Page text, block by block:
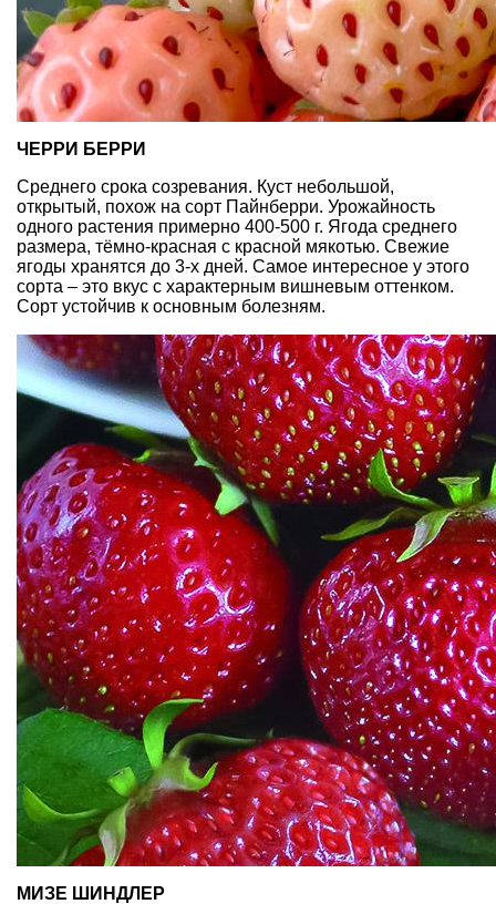
ЧЕРРИ БЕРРИ
Среднего срока созревания. Куст небольшой,
открытый, похож на сорт Пайнберри. Урожайность
одного растения примерно 400-500 г. Ягода среднего
размера, тёмно-красная с красной мякотью. Свежие
ягоды хранятся до 3-х дней. Самое интересное у этого
сорта – это вкус с характерным вишневым оттенком.
Сорт устойчив к основным болезням.
МИЗЕ ШИНДЛЕР